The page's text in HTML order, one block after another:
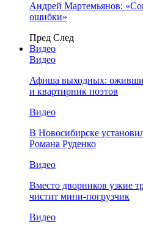
Андрей Мартемьянов:
ошибки»
Пред След
Видео
Видео
Афиша выходных:
и квартирник поэтов
Видео
В Новосибирске
Романа Руденко
Видео
Вместо дворников узкие
чистит мини-погрузчик
Видео